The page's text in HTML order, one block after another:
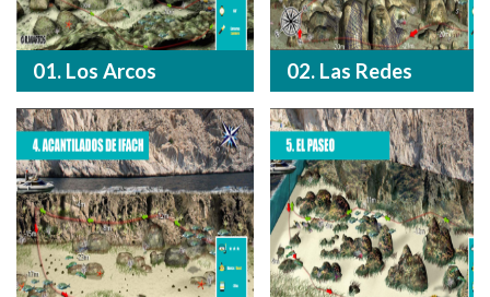
01. Los Arcos 02. Las Redes